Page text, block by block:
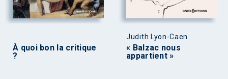
À quoi bon la critique
?
Judith Lyon-Caen
« Balzac nous
appartient »